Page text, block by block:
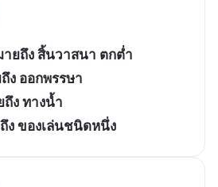
ยถึง สิ้นวาสนา ตกต่ำ
ง ออกพรรษา
ง ทางน้ำ
ง ของเล่นชนิดหนึ่ง